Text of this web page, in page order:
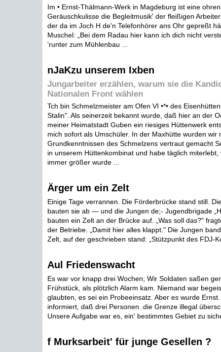
Im • Ernst-Thälmann-Werk in Magdeburg ist eine
Geräuschkulisse die Begleitmusik' der fleißigen
der da im Joch H de'n Telefonhörer ans Ohr gepreßt
Muschel: „Bei dem Radau hier kann ich dich nicht
'runter zum Mühlenbau ...
nJaKzu unserem Ixben
Jungarbeiter erzählen, warum sie die
Nationalen Front wählen
Tch bin Schmelzmeister am Ofen VI •*• des
Stalin". Als seinerzeit bekannt wurde, daß hier an der
meiner Heimatstadt Guben ein riesiges Hüttenwerk
mich sofort als Umschüler. In der Maxhütte wurden wir
Grundkenntnissen des Schmelzens vertraut gemacht
in unserem Hüttenkombinat und habe täglich miterlebt,
immer größer wurde ...
Ärger um ein Zelt
Einige Tage verrannen. Die Förderbrücke stand still.
bauten sie ab — und die Jungen de;- Jugendbrigade
bauten ein Zelt an der Brücke auf. „Was soll das?"
der Betriebe. „Damit hier alles klappt." Die Jungen
Zelt, auf der geschrieben stand: „Stützpunkt des FDJ-
Aul Friedenswacht
Es war vor knapp drei Wochen; Wir Soldaten saßen
Frühstück, als plötzlich Alarm kam. Niemand war
glaubten, es sei ein Probeeinsatz. Aber es wurde
informiert, daß drei Personen .die Grenze illegal
Unsere Aufgabe war es, ein' bestimmtes Gebiet zu
f Murksarbeit' für junge Gesellen ?